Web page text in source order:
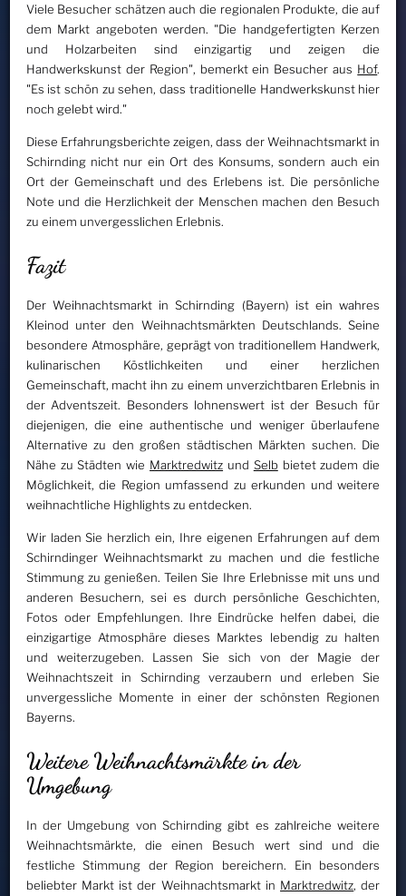
Viele Besucher schätzen auch die regionalen Produkte, die auf
dem Markt angeboten werden. "Die handgefertigten Kerzen
und Holzarbeiten sind einzigartig und zeigen die
Handwerkskunst der Region", bemerkt ein Besucher aus Hof.
"Es ist schön zu sehen, dass traditionelle Handwerkskunst hier
noch gelebt wird."
Diese Erfahrungsberichte zeigen, dass der Weihnachtsmarkt in
Schirnding nicht nur ein Ort des Konsums, sondern auch ein
Ort der Gemeinschaft und des Erlebens ist. Die persönliche
Note und die Herzlichkeit der Menschen machen den Besuch
zu einem unvergesslichen Erlebnis.
Fazit
Der Weihnachtsmarkt in Schirnding (Bayern) ist ein wahres
Kleinod unter den Weihnachtsmärkten Deutschlands. Seine
besondere Atmosphäre, geprägt von traditionellem Handwerk,
kulinarischen Köstlichkeiten und einer herzlichen
Gemeinschaft, macht ihn zu einem unverzichtbaren Erlebnis in
der Adventszeit. Besonders lohnenswert ist der Besuch für
diejenigen, die eine authentische und weniger überlaufene
Alternative zu den großen städtischen Märkten suchen. Die
Nähe zu Städten wie Marktredwitz und Selb bietet zudem die
Möglichkeit, die Region umfassend zu erkunden und weitere
weihnachtliche Highlights zu entdecken.
Wir laden Sie herzlich ein, Ihre eigenen Erfahrungen auf dem
Schirndinger Weihnachtsmarkt zu machen und die festliche
Stimmung zu genießen. Teilen Sie Ihre Erlebnisse mit uns und
anderen Besuchern, sei es durch persönliche Geschichten,
Fotos oder Empfehlungen. Ihre Eindrücke helfen dabei, die
einzigartige Atmosphäre dieses Marktes lebendig zu halten
und weiterzugeben. Lassen Sie sich von der Magie der
Weihnachtszeit in Schirnding verzaubern und erleben Sie
unvergessliche Momente in einer der schönsten Regionen
Bayerns.
Weitere Weihnachtsmärkte in der
Umgebung
In der Umgebung von Schirnding gibt es zahlreiche weitere
Weihnachtsmärkte, die einen Besuch wert sind und die
festliche Stimmung der Region bereichern. Ein besonders
beliebter Markt ist der Weihnachtsmarkt in Marktredwitz, der